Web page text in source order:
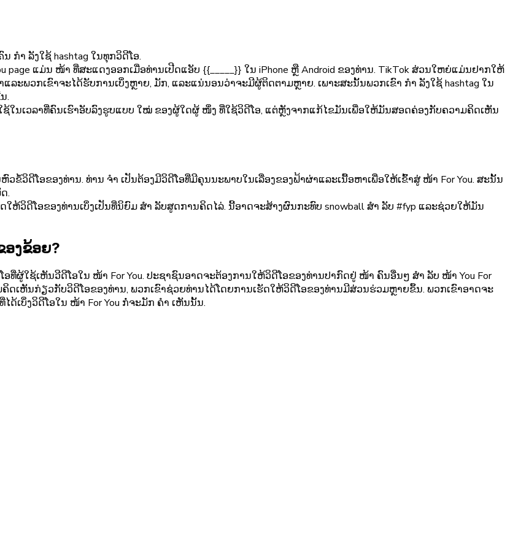
ກຳ ລັງໃຊ້ hashtag ໃນທຸກວິດີໂອ.
page ແມ່ນ ໜ້າ ທີ່ສະແດງອອກເມື່ອທ່ານເປີດແອັບ {{_____}} ໃນ iPhone ຫຼື Android ຂອງທ່ານ. TikTok ສ່ວນໃຫຍ່ແມ່ນຢາກໃຫ້
ລະພວກເຂົາຈະໄດ້ຮັບການເບິ່ງຫຼາຍ, ມັກ, ແລະແນ່ນອນວ່າຈະມີຜູ້ຕິດຕາມຫຼາຍ. ເພາະສະນັ້ນພວກເຂົາ ກຳ ລັງໃຊ້ hashtag ໃນ
.
ໃນເວລາທີ່ຄົນເຮົາອັບລົງຮູບແບບ ໃໝ່ ຂອງຜູ້ໃດຜູ້ ໜຶ່ງ ທີ່ໃຊ້ວິດີໂອ, ແຕ່ຫຼັງຈາກແກ້ໄຂມັນເພື່ອໃຫ້ມັນສອດຄ່ອງກັບຄວາມຄິດເຫັນ
ວຂໍ້ວິດີໂອຂອງທ່ານ. ທ່ານ ຈຳ ເປັນຕ້ອງມີວິດີໂອທີ່ມີຄຸນນະພາບໃນເລື່ອງຂອງຟ້າຜ່າແລະເນື້ອຫາເພື່ອໃຫ້ເຂົ້າສູ່ ໜ້າ For You. ສະນັ້ນ
.
ຫ້ວິດີໂອຂອງທ່ານເບິ່ງເປັນທີ່ນິຍົມ ສຳ ລັບສູດການຄິດໄລ່. ນີ້ອາດຈະສ້າງຜົນກະທົບ snowball ສຳ ລັບ #fyp ແລະຊ່ວຍໃຫ້ມັນ
ອງຂ້ອຍ?
ທີ່ຜູ້ໃຊ້ເຫັນວີດີໂອໃນ ໜ້າ For You. ປະຊາຊົນອາດຈະຕ້ອງການໃຫ້ວິດີໂອຂອງທ່ານປາກົດຢູ່ ໜ້າ ຄົນອື່ນໆ ສຳ ລັບ ໜ້າ You For
ດເຫັນກ່ຽວກັບວິດີໂອຂອງທ່ານ, ພວກເຂົາຊ່ວຍທ່ານໄດ້ໂດຍການເຮັດໃຫ້ວິດີໂອຂອງທ່ານມີສ່ວນຮ່ວມຫຼາຍຂຶ້ນ. ພວກເຂົາອາດຈະ
ເບິ່ງວິດີໂອໃນ ໜ້າ For You ກໍ່ຈະມັກ ຄຳ ເຫັນນັ້ນ.